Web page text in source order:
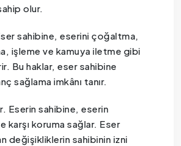
olur.
sahibine, eserini çoğaltma,
işleme ve kamuya iletme gibi
Bu haklar, eser sahibine
sağlama imkânı tanır.
Eserin sahibine, eserin
karşı koruma sağlar. Eser
değişikliklerin sahibinin izni